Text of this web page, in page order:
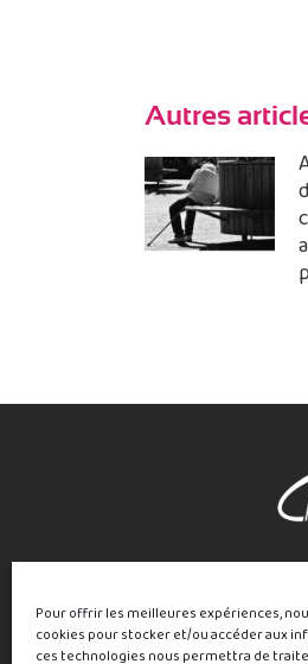
Pour offrir les meilleures expériences,
cookies pour stocker et/ou accéder aux
ces technologies nous permettra de
Autres